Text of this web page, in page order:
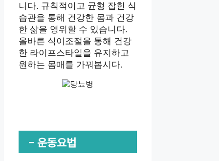
니다. 규칙적이고 균형 잡힌 식
습관을 통해 건강한 몸과 건강
한 삶을 영위할 수 있습니다.
올바른 식이조절을 통해 건강
한 라이프스타일을 유지하고
원하는 몸매를 가꿔봅시다.
– 운동요법